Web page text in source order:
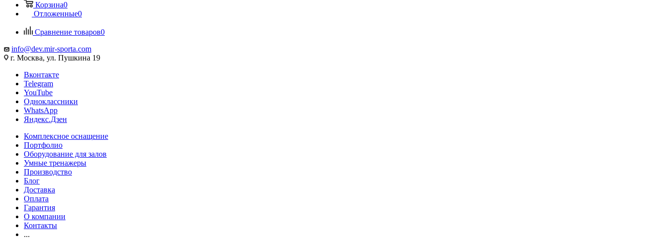
Корзина0
Отложенные0
Сравнение товаров0
info@dev.mir-sporta.com
г. Москва, ул. Пушкина 19
Вконтакте
Telegram
YouTube
Одноклассники
WhatsApp
Яндекс.Дзен
Комплексное оснащение
Портфолио
Оборудование для залов
Умные тренажеры
Производство
Блог
Доставка
Оплата
Гарантия
О компании
Контакты
...